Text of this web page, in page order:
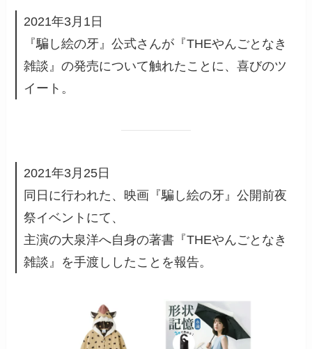
2021年3月1日
『騙し絵の牙』公式さんが『THEやんごとなき
雑談』の発売について触れたことに、喜びのツ
イート。
2021年3月25日
同日に行われた、映画『騙し絵の牙』公開前夜
祭イベントにて、
主演の大泉洋へ自身の著書『THEやんごとなき
雑談』を手渡ししたことを報告。